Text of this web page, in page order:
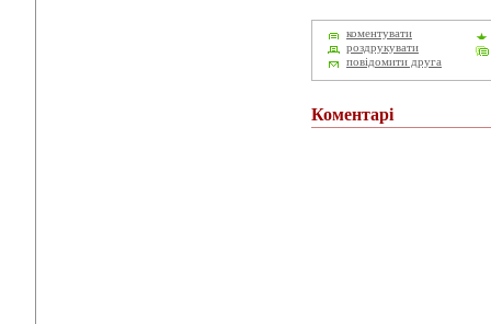
коментувати
роздрукувати
повідомити друга
Коментарі